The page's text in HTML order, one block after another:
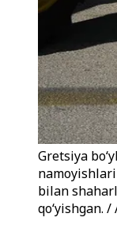
Gretsiya
bilan
qoʻyishgan. /